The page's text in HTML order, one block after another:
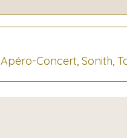
Apéro-Concert, Sonith,